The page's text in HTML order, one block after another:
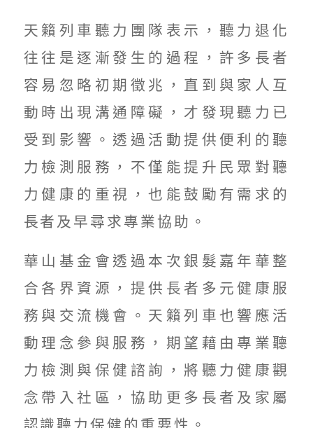
天籟列車聽力團隊表示，聽力退化
往往是逐漸發生的過程，許多長者
容易忽略初期徵兆，直到與家人互
動時出現溝通障礙，才發現聽力已
受到影響。透過活動提供便利的聽
力檢測服務，不僅能提升民眾對聽
力健康的重視，也能鼓勵有需求的
長者及早尋求專業協助。
華山基金會透過本次銀髮嘉年華整
合各界資源，提供長者多元健康服
務與交流機會。天籟列車也響應活
動理念參與服務，期望藉由專業聽
力檢測與保健諮詢，將聽力健康觀
念帶入社區，協助更多長者及家屬